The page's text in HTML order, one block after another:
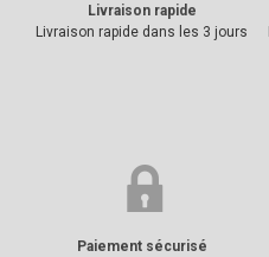
Livraison rapide
Livraison rapide dans les 3 jours
Paiement sécurisé